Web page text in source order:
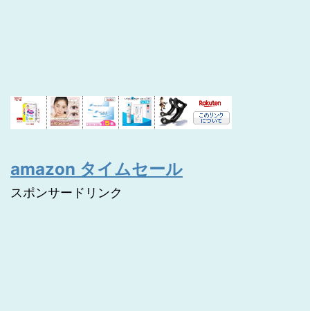
amazon タイムセール
スポンサードリンク